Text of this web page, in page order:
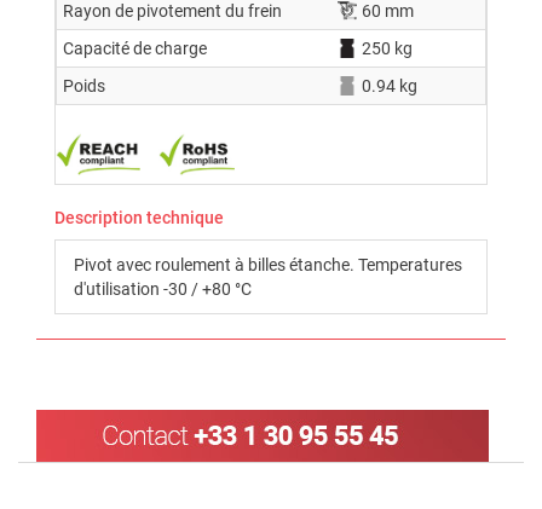
Rayon de pivotement du frein
60 mm
Capacité de charge
250 kg
Poids
0.94 kg
Description technique
Pivot avec roulement à billes étanche. Temperatures
d'utilisation -30 / +80 °C